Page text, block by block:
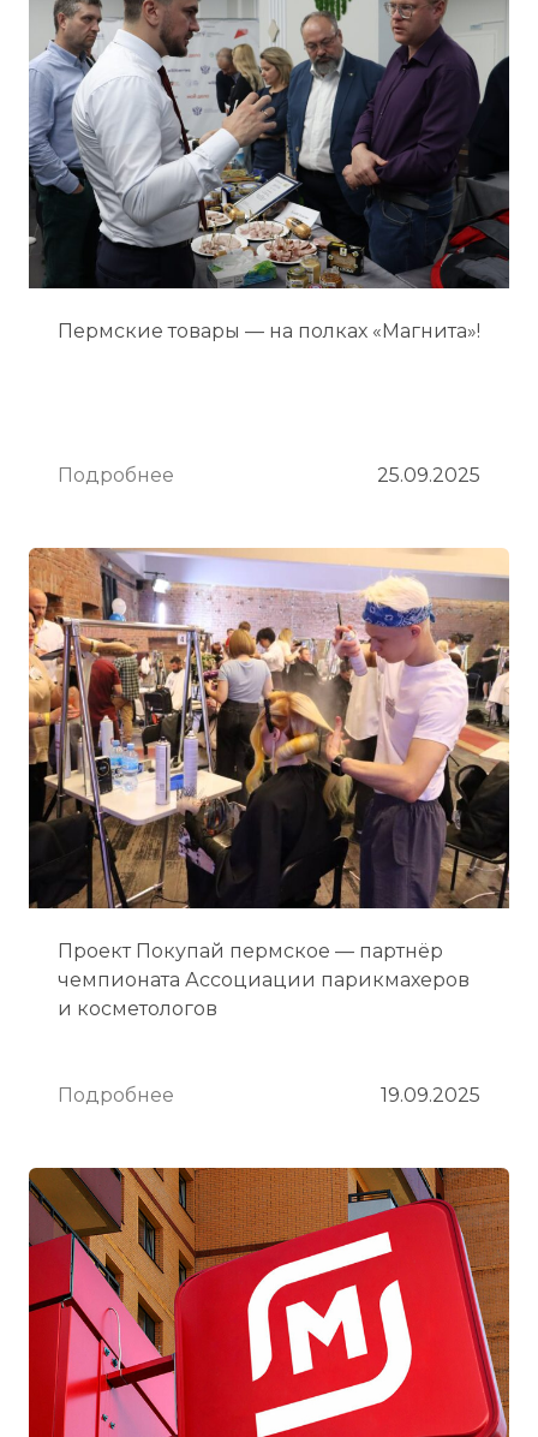
Пермские товары — на полках «Магнита»!
Подробнее 25.09.2025
Проект Покупай пермское — партнёр
чемпионата Ассоциации парикмахеров
и косметологов
Подробнее 19.09.2025